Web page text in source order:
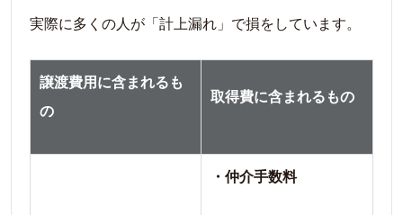
実際に多くの人が「計上漏れ」で損をしています。
譲渡費用に含まれるも
の
取得費に含まれるもの
・仲介手数料